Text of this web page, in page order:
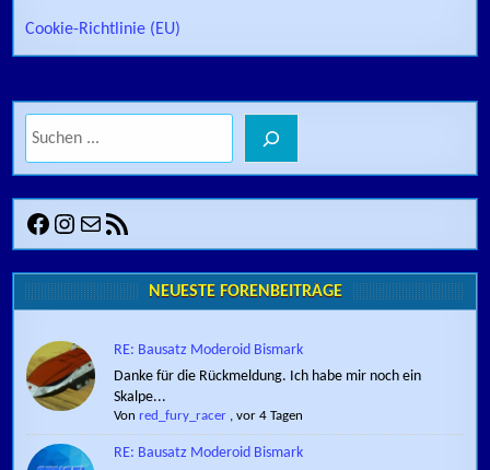
Cookie-Richtlinie (EU)
Facebook
Instagram
E-MailRSS-Feed
NEUESTE FORENBEITRÄGE
RE: Bausatz Moderoid Bismark
Danke für die Rückmeldung. Ich habe mir noch ein
Skalpe...
Vonred_fury_racer ,vor 4 Tagen
RE: Bausatz Moderoid Bismark